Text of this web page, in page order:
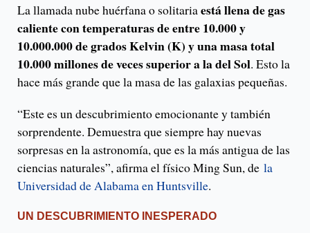
La llamada nube huérfana o solitariaestá llena de gas
caliente con temperaturas de entre 10.000 y
10.000.000 de grados Kelvin (K) y una masa total
10.000 millones de veces superior a la del Sol. Esto la
hace más grande que la masa de las galaxias pequeñas.
“Este es un descubrimiento emocionante y también
sorprendente. Demuestra que siempre hay nuevas
sorpresas en la astronomía, que es la más antigua de las
ciencias naturales”, afirma el físico Ming Sun, de la
Universidad de Alabama en Huntsville.
UN DESCUBRIMIENTO INESPERADO